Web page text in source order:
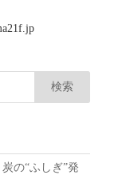
の“ふしぎ”発